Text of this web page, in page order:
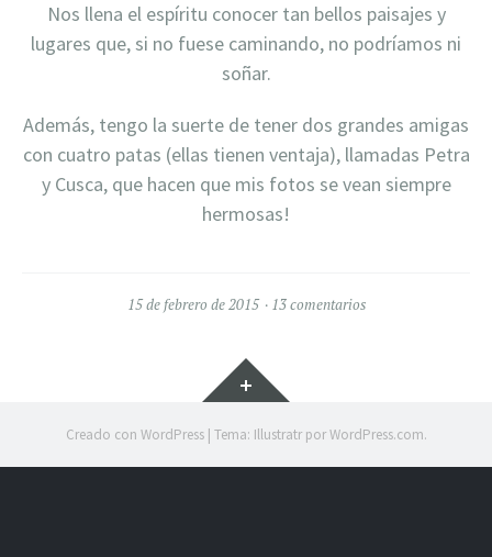
Nos llena el espíritu conocer tan bellos paisajes y
lugares que, si no fuese caminando, no podríamos ni
soñar.
Además, tengo la suerte de tener dos grandes amigas
con cuatro patas (ellas tienen ventaja), llamadas Petra
y Cusca, que hacen que mis fotos se vean siempre
hermosas!
15 de febrero de 2015 13 comentarios
Creado con WordPress | Tema: Illustratr porWordPress.com.